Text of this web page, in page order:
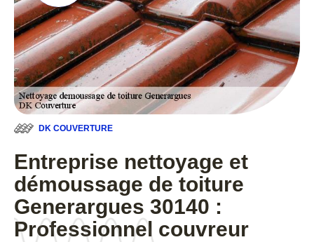
DK COUVERTURE
Entreprise nettoyage et
démoussage de toiture
Generargues 30140 :
Professionnel couvreur